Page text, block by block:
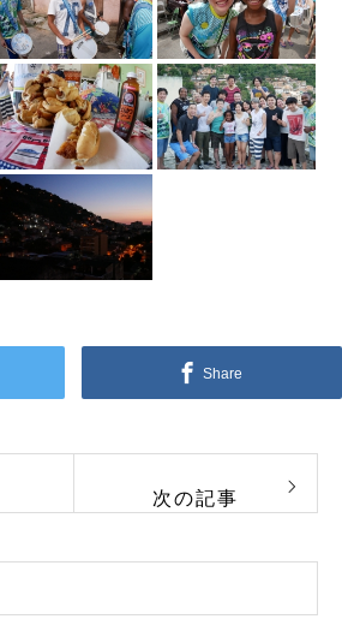
Share
次の記事